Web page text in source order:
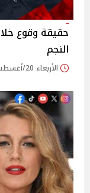
حقيقة وقوع
النجم
الأربعاء 20/أغسطس/2025 - 07:49 م